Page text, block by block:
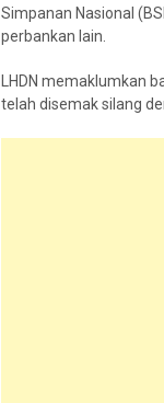
Simpanan Nasional
perbankan lain.
LHDN memaklumkan
telah disemak silang